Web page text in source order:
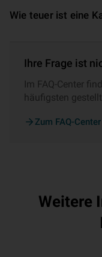
Wie teuer ist eine
Ihre Frage ist
Im FAQ-Center
häufigsten
Zum FAQ-Center
Weitere